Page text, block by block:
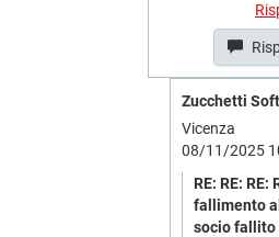
Zucchetti
Vicenza
08/11/2025
RE: RE: RE:
fallimento
socio fallito